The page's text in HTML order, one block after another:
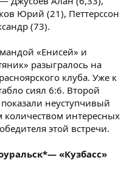
Юрий (21), Петтерссон
(73).
«Енисей» и
разыгралось на
клуба. Уже к
сиял 6:6. Второй
неуступчивый
количеством интересных
этой встречи.
«Кузбасс»